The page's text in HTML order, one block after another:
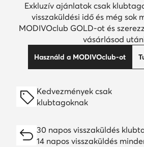
Exkluzív ajánlatok csak
visszaküldési idő és még sok
MODIVOclub GOLD-ot és
vásárlásod
Használd a MODIVOclub-ot
Kedvezmények csak
klubtagoknak
30 napos visszaküldés
14 napos visszaküldés